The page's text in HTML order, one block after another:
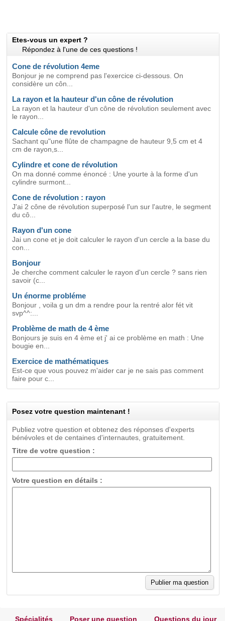
Etes-vous un expert ?
Répondez à l'une de ces questions !
Cone de révolution 4eme
Bonjour je ne comprend pas l'exercice ci-dessous. On
considère un côn...
La rayon et la hauteur d'un cône de révolution
La rayon et la hauteur d'un cône de révolution seulement avec
le rayon...
Calcule cône de revolution
Sachant qu"une flûte de champagne de hauteur 9,5 cm et 4
cm de rayon,s...
Cylindre et cone de révolution
On ma donné comme énoncé : Une yourte à la forme d'un
cylindre surmont...
Cone de révolution : rayon
J'ai 2 cône de révolution superposé l'un sur l'autre, le segment
du cô...
Rayon d'un cone
Jai un cone et je doit calculer le rayon d'un cercle a la base du
con...
Bonjour
Je cherche comment calculer le rayon d'un cercle ? sans rien
savoir (c...
Un énorme probléme
Bonjour , voila g un dm a rendre pour la rentré alor fét vit
svp^^:...
Problème de math de 4 ème
Bonjours je suis en 4 ème et j' ai ce problème en math : Une
bougie en...
Exercice de mathématiques
Est-ce que vous pouvez m'aider car je ne sais pas comment
faire pour c...
Posez votre question maintenant !
Publiez votre question et obtenez des réponses d'experts
bénévoles et de centaines d'internautes, gratuitement.
Titre de votre question :
Votre question en détails :
Spécialités Poser une question Questions du jour